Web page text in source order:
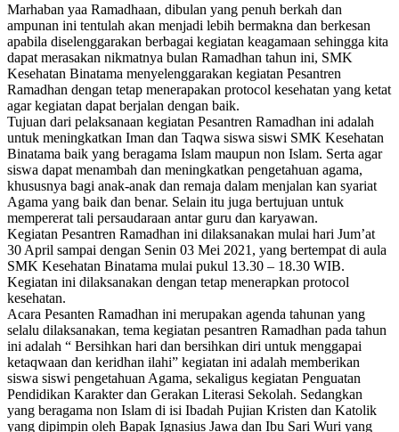
Marhaban yaa Ramadhaan, dibulan yang penuh berkah dan
ampunan ini tentulah akan menjadi lebih bermakna dan berkesan
apabila diselenggarakan berbagai kegiatan keagamaan sehingga kita
dapat merasakan nikmatnya bulan Ramadhan tahun ini, SMK
Kesehatan Binatama menyelenggarakan kegiatan Pesantren
Ramadhan dengan tetap menerapakan protocol kesehatan yang ketat
agar kegiatan dapat berjalan dengan baik.
Tujuan dari pelaksanaan kegiatan Pesantren Ramadhan ini adalah
untuk meningkatkan Iman dan Taqwa siswa siswi SMK Kesehatan
Binatama baik yang beragama Islam maupun non Islam. Serta agar
siswa dapat menambah dan meningkatkan pengetahuan agama,
khususnya bagi anak-anak dan remaja dalam menjalan kan syariat
Agama yang baik dan benar. Selain itu juga bertujuan untuk
mempererat tali persaudaraan antar guru dan karyawan.
Kegiatan Pesantren Ramadhan ini dilaksanakan mulai hari Jum’at
30 April sampai dengan Senin 03 Mei 2021, yang bertempat di aula
SMK Kesehatan Binatama mulai pukul 13.30 – 18.30 WIB.
Kegiatan ini dilaksanakan dengan tetap menerapkan protocol
kesehatan.
Acara Pesanten Ramadhan ini merupakan agenda tahunan yang
selalu dilaksanakan, tema kegiatan pesantren Ramadhan pada tahun
ini adalah “ Bersihkan hari dan bersihkan diri untuk menggapai
ketaqwaan dan keridhan ilahi” kegiatan ini adalah memberikan
siswa siswi pengetahuan Agama, sekaligus kegiatan Penguatan
Pendidikan Karakter dan Gerakan Literasi Sekolah. Sedangkan
yang beragama non Islam di isi Ibadah Pujian Kristen dan Katolik
yang dipimpin oleh Bapak Ignasius Jawa dan Ibu Sari Wuri yang